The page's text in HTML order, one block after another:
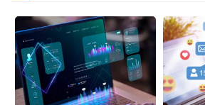
（英国、法国、德国、意大利、西班牙
卖家还可获得 现金返还。帮自配送卖
送、更低成本、更稳绩效、更高转化”